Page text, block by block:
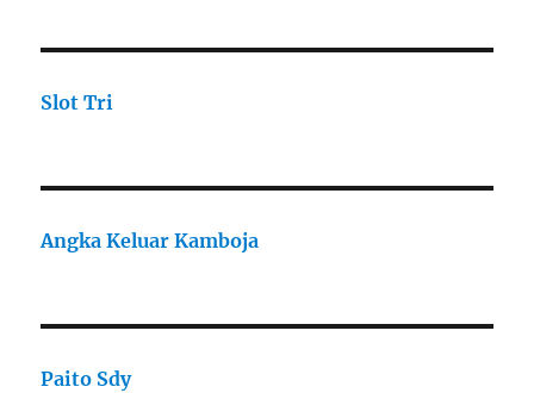
Slot Tri
Angka Keluar Kamboja
Paito Sdy